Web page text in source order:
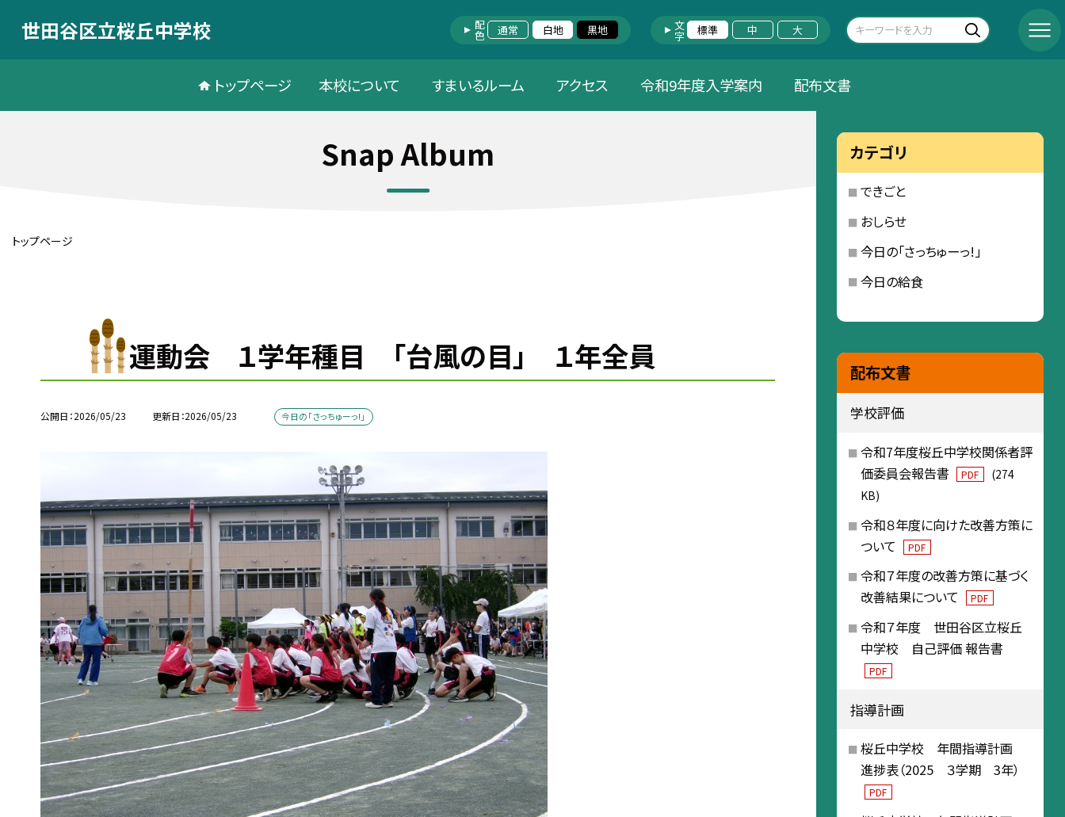
世田谷区立桜丘中学校 配色 通常 白地 黒地 文字 標準 中 大
トップページ 本校について すまいるルーム アクセス 令和9年度入学案内 配布文書
Snap Album
トップページ
運動会 １学年種目 「台風の目」 １年全員
公開日 2026/05/23 更新日 2026/05/23 今日の「さっちゅーっ!」
カテゴリ
できごと
おしらせ
今日の「さっちゅーっ!」
今日の給食
配布文書
学校評価
令和7年度桜丘中学校関係者評
価委員会報告書
PDF
(274
KB)
令和８年度に向けた改善方策に
ついて
PDF
令和７年度の改善方策に基づく
改善結果について
PDF
令和７年度 世田谷区立桜丘
中学校 自己評価 報告書
PDF
指導計画
桜丘中学校 年間指導計画
進捗表（2025 ３学期 3年）
PDF